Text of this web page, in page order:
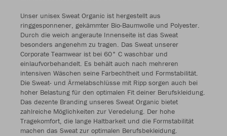
Unser unisex Sweat Organic ist hergestellt aus
ringgesponnener, gekämmter Bio-Baumwolle und Polyester.
Durch die weich angeraute Innenseite ist das Sweat
besonders angenehm zu tragen. Das Sweat unserer
Corporate Teamwear ist bei 60° C waschbar und
einlaufvorbehandelt. Es behält auch nach mehreren
intensiven Wäschen seine Farbechtheit und Formstabilität.
Die Sweat- und Ärmelabschlüsse mit Ripp sorgen auch bei
hoher Belastung für den optimalen Fit deiner Berufskleidung.
Das dezente Branding unseres Sweat Organic bietet
zahlreiche Möglichkeiten zur Veredelung. Der hohe
Tragekomfort, die lange Haltbarkeit und die Formstabilität
machen das Sweat zur optimalen Berufsbekleidung.